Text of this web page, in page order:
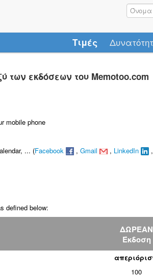
Τιμές
των εκδόσεων του Memotoo.com
mobile phone
... (Facebook , Gmail , LinkedIn
defined below:
ΔΩΡΕΑΝ
Έκδοση
100